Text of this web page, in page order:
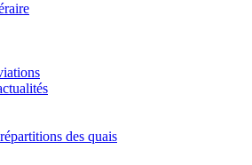
des quais